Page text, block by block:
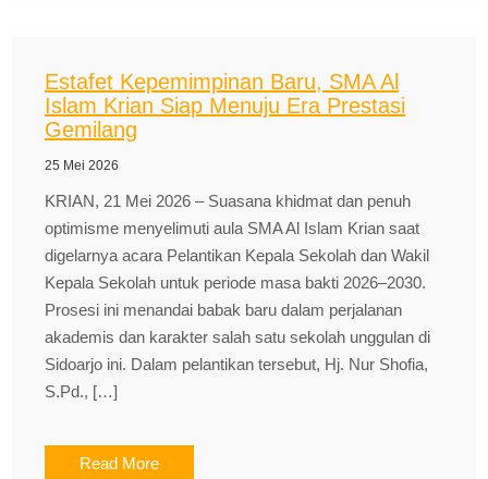
Estafet Kepemimpinan Baru, SMA Al
Islam Krian Siap Menuju Era Prestasi
Gemilang
25 Mei 2026
KRIAN, 21 Mei 2026 – Suasana khidmat dan penuh
optimisme menyelimuti aula SMA Al Islam Krian saat
digelarnya acara Pelantikan Kepala Sekolah dan Wakil
Kepala Sekolah untuk periode masa bakti 2026–2030.
Prosesi ini menandai babak baru dalam perjalanan
akademis dan karakter salah satu sekolah unggulan di
Sidoarjo ini. Dalam pelantikan tersebut, Hj. Nur Shofia,
S.Pd., […]
Read More